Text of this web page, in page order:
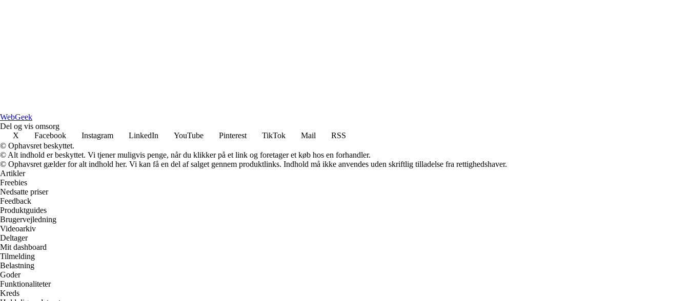
WebGeek
Del og vis omsorg
X
Facebook Instagram LinkedIn YouTube Pinterest TikTok Mail
RSS
© Ophavsret beskyttet.
© Alt indhold er beskyttet. Vi tjener muligvis penge, når du klikker på et link og foretager et køb hos en forhandler.
© Ophavsret gælder for alt indhold her. Vi kan få en del af salget gennem produktlinks. Indhold må ikke anvendes uden skriftlig tilladelse fra rettighedshaver.
Artikler
Freebies
Nedsatte priser
Feedback
Produktguides
Brugervejledning
Videoarkiv
Deltager
Mit dashboard
Tilmelding
Belastning
Goder
Funktionaliteter
Kreds